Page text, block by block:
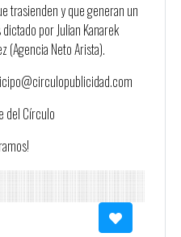
trasienden y que generan un
por Julian Kanarek
(Agencia Neto Arista).
del Círculo